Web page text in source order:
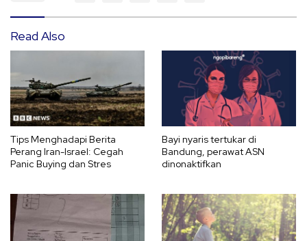
Read Also
Tips Menghadapi Berita
Perang Iran-Israel: Cegah
Panic Buying dan Stres
Bayi nyaris tertukar di
Bandung, perawat ASN
dinonaktifkan